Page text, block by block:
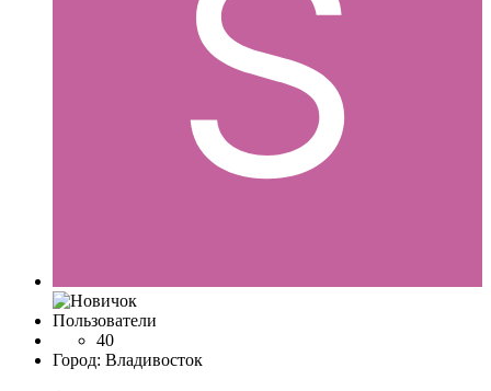
Пользователи
40
Город: Владивосток